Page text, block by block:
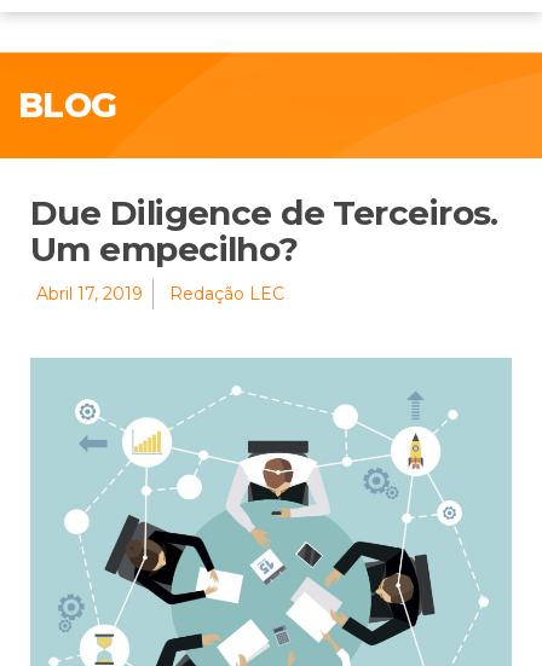
BLOG
Due Diligence de Terceiros.
Um empecilho?
Abril 17, 2019 Redação LEC